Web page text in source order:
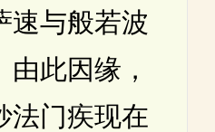
速与般若波
此因缘，
法门疾现在